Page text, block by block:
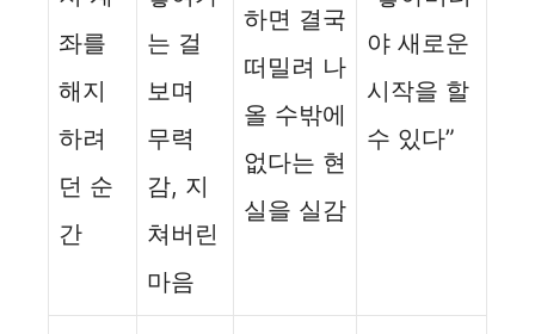
좌를
해지
하려
던 순
간
는 걸
보며
무력
감, 지
쳐버린
마음
하면 결국
떠밀려 나
올 수밖에
없다는 현
실을 실감
야 새로운
시작을 할
수 있다”